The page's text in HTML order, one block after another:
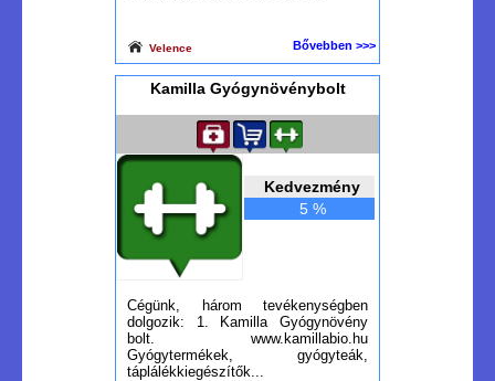
Velence Bővebben >>>
Kamilla Gyógynövénybolt
Kedvezmény
5 %
Cégünk, három tevékenységben
dolgozik: 1. Kamilla Gyógynövény
bolt. www.kamillabio.hu
Gyógytermékek, gyógyteák,
táplálékkiegészítők...